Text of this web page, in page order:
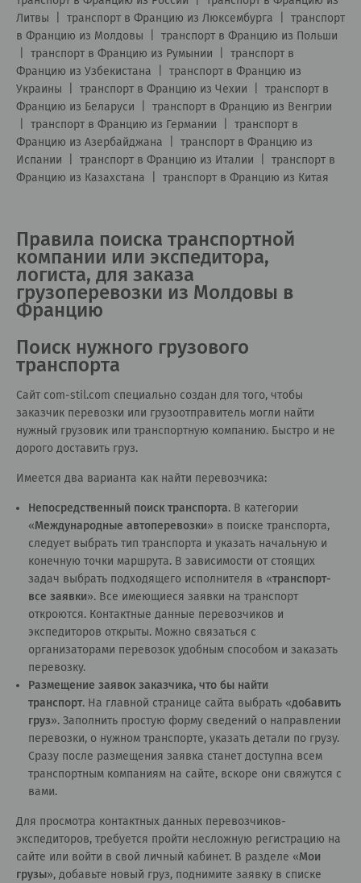
Литвы
транспорт в Францию из Люксембурга
транспорт
в Францию из Молдовы
транспорт в Францию из Польши
транспорт в Францию из Румынии
транспорт в
Францию из Узбекистана
транспорт в Францию из
Украины
транспорт в Францию из Чехии
транспорт в
Францию из Беларуси
транспорт в Францию из Венгрии
транспорт в Францию из Германии
транспорт в
Францию из Азербайджана
транспорт в Францию из
Испании
транспорт в Францию из Италии
транспорт в
Францию из Казахстана
транспорт в Францию из Китая
Правила поиска транспортной
компании или экспедитора,
логиста, для заказа
грузоперевозки из Молдовы в
Францию
Поиск нужного грузового
транспорта
Сайт com-stil.com специально создан для того, чтобы
заказчик перевозки или грузоотправитель могли найти
нужный грузовик или транспортную компанию. Быстро и не
дорого доставить груз.
Имеется два варианта как найти перевозчика:
Непосредственный поиск транспорта. В категории
«Международные автоперевозки» в поиске транспорта,
следует выбрать тип транспорта и указать начальную и
конечную точки маршрута. В зависимости от стоящих
задач выбрать подходящего исполнителя в «транспорт-
все заявки». Все имеющиеся заявки на транспорт
откроются. Контактные данные перевозчиков и
экспедиторов открыты. Можно связаться с
организаторами перевозок удобным способом и заказать
перевозку.
Размещение заявок заказчика, что бы найти
транспорт. На главной странице сайта выбрать «добавить
груз». Заполнить простую форму сведений о направлении
перевозки, о нужном транспорте, указать детали по грузу.
Сразу после размещения заявка станет доступна всем
транспортным компаниям на сайте, вскоре они свяжутся с
вами.
Для просмотра контактных данных перевозчиков-
экспедиторов, требуется пройти несложную регистрацию на
сайте или войти в свой личный кабинет. В разделе «Мои
грузы», добавьте новый груз, поднимите заявку в списке